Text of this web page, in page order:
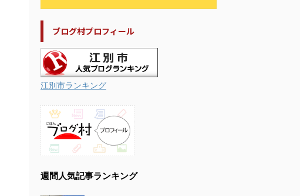
ブログ村プロフィール
江別市ランキング
週間人気記事ランキング